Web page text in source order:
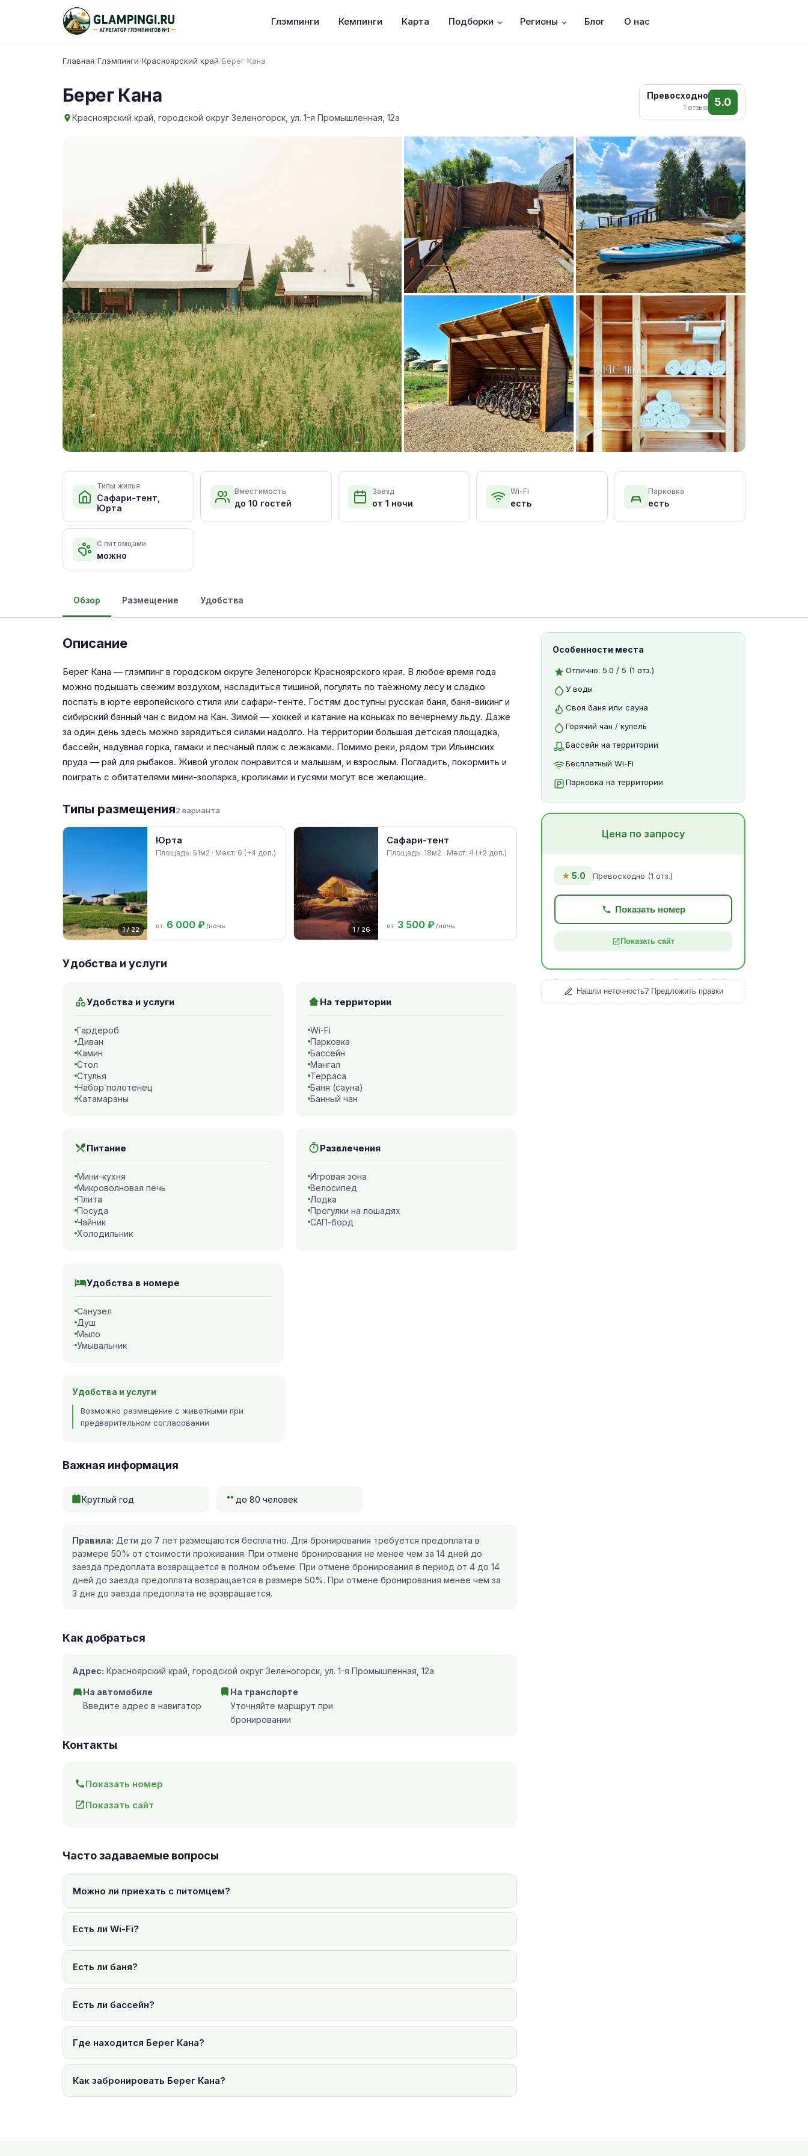
Глэмпинги Кемпинги Карта Подборки Регионы Блог О нас
Главная/Глэмпинги/Красноярский край/Берег Кана
Берег Кана
Красноярский край, городской округ Зеленогорск, ул. 1-я Промышленная, 12а
Превосходно
1 отзыв 5.0
Типы жилья
Сафари-тент,
Юрта
Вместимость
до 10 гостей
Заезд
от 1 ночи
Wi-Fi
есть
Парковка
есть
С питомцами
можно
Обзор Размещение Удобства
Описание
Берег Кана — глэмпинг в городском округе Зеленогорск Красноярского края. В любое время года
можно подышать свежим воздухом, насладиться тишиной, погулять по таёжному лесу и сладко
поспать в юрте европейского стиля или сафари-тенте. Гостям доступны русская баня, баня-викинг и
сибирский банный чан с видом на Кан. Зимой — хоккей и катание на коньках по вечернему льду. Даже
за один день здесь можно зарядиться силами надолго. На территории большая детская площадка,
бассейн, надувная горка, гамаки и песчаный пляж с лежаками. Помимо реки, рядом три Ильинских
пруда — рай для рыбаков. Живой уголок понравится и малышам, и взрослым. Погладить, покормить и
поиграть с обитателями мини-зоопарка, кроликами и гусями могут все желающие.
Типы размещения2 варианта
1 / 22
Юрта
Площадь: 51м2 · Мест: 6 (+4 доп.)
от 6 000 ₽ /ночь 1 / 26
Сафари-тент
Площадь: 18м2 · Мест: 4 (+2 доп.)
от 3 500 ₽ /ночь
Удобства и услуги
Удобства и услуги
Гардероб
Диван
Камин
Стол
Стулья
Набор полотенец
Катамараны
На территории
Wi-Fi
Парковка
Бассейн
Мангал
Терраса
Баня (сауна)
Банный чан
Питание
Мини-кухня
Микроволновая печь
Плита
Посуда
Чайник
Холодильник
Развлечения
Игровая зона
Велосипед
Лодка
Прогулки на лошадях
САП-борд
Удобства в номере
Санузел
Душ
Мыло
Умывальник
Удобства и услуги
Возможно размещение с животными при
предварительном согласовании
Важная информация
Круглый год до 80 человек
Правила: Дети до 7 лет размещаются бесплатно. Для бронирования требуется предоплата в
размере 50% от стоимости проживания. При отмене бронирования не менее чем за 14 дней до
заезда предоплата возвращается в полном объеме. При отмене бронирования в период от 4 до 14
дней до заезда предоплата возвращается в размере 50%. При отмене бронирования менее чем за
3 дня до заезда предоплата не возвращается.
Как добраться
Адрес: Красноярский край, городской округ Зеленогорск, ул. 1-я Промышленная, 12а
На автомобиле
Введите адрес в навигатор
На транспорте
Уточняйте маршрут при
бронировании
Контакты
Показать номер
Показать сайт
Часто задаваемые вопросы
Можно ли приехать с питомцем?
Есть ли Wi-Fi?
Есть ли баня?
Есть ли бассейн?
Где находится Берег Кана?
Как забронировать Берег Кана?
Особенности места
Отлично: 5.0 / 5 (1 отз.)
У воды
Своя баня или сауна
Горячий чан / купель
Бассейн на территории
Бесплатный Wi-Fi
Парковка на территории
Цена по запросу
★ 5.0 Превосходно (1 отз.)
Показать номер
Показать сайт
Нашли неточность? Предложить правки